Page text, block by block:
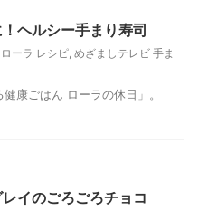
ヘルシー手まり寿司
ーラ レシピ, めざましテレビ 手ま
康ごはん ローラの休日」。
イのごろごろチョコ